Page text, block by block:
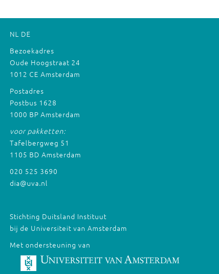
NL DE
Bezoekadres
Oude Hoogstraat 24
1012 CE Amsterdam
Postadres
Postbus 1628
1000 BP Amsterdam
voor pakketten:
Tafelbergweg 51
1105 BD Amsterdam
020 525 3690
dia@uva.nl
Stichting Duitsland Instituut
bij de Universiteit van Amsterdam
Met ondersteuning van